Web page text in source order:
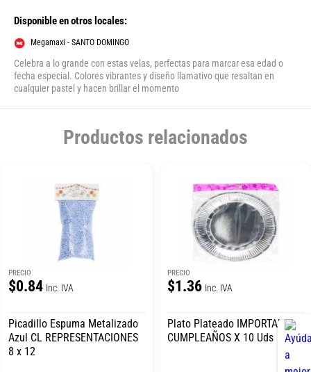
Disponible en otros locales:
Megamaxi - SANTO DOMINGO
Celebra a lo grande con estas velas, perfectas para marcar esa edad o
fecha especial. Colores vibrantes y diseño llamativo que resaltan en
cualquier pastel y hacen brillar el momento
Productos relacionados
PRECIO
$0.84 Inc. IVA
Picadillo Espuma Metalizado
Azul CL REPRESENTACIONES
8 x 12
PRECIO
$1.36 Inc. IVA
Plato Plateado IMPORTADORA
CUMPLEAÑOS X 10 Uds